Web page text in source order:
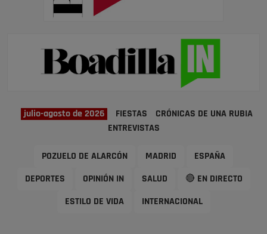
julio-agosto de 2026 FIESTAS
CRÓNICAS DE UNA RUBIA
ENTREVISTAS
POZUELO DE ALARCÓN MADRID ESPAÑA
DEPORTES OPINIÓN IN SALUD 🔴 EN DIRECTO
ESTILO DE VIDA INTERNACIONAL